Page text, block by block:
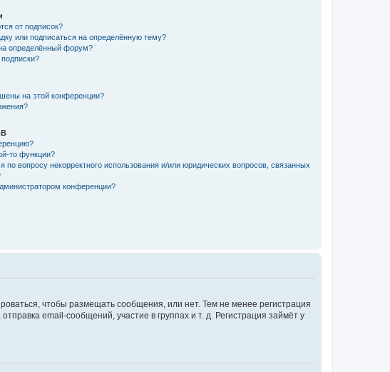
от подписок?
или подписаться на определённую тему?
определённый форум?
подписки?
на этой конференции?
то функции?
по вопросу некорректного использования и/или юридических вопросов, связанных
конференции?
чтобы размещать сообщения, или нет. Тем не менее регистрация
email-сообщений, участие в группах и т. д. Регистрация займёт у